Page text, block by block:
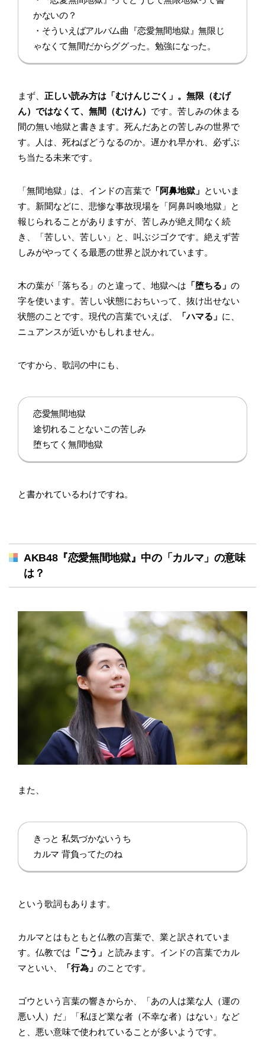
かないの？
・そういえばアルバム曲『恋愛無間地獄』無限じ
ゃなくて無間だからググった。勉強になった。
まず、 正しい読み方は「むけんじごく」。無限（むげ
ん）ではなくて、無間（むけん） です。苦しみの休まる
間の無い地獄と書きます。死んだあとの苦しみの世界で
す。人は、死ねばどうなるのか。遅かれ早かれ、必ずぶ
ち当たる未来です。
「無間地獄」は、インドの言葉で 「阿鼻地獄」 といいま
す。新聞などに、悲惨な事故現場を「阿鼻叫喚地獄」と
報じられることがありますが、苦しみが絶え間なく続
き、「苦しい、苦しい」と、叫ぶジゴクです。絶えず苦
しみがやってくる最悪の世界と説かれています。
木の葉が「落ちる」のと違って、地獄へは 「堕ちる」 の
字を使います。苦しい状態におちいって、抜け出せない
状態のことです。現代の言葉でいえば、
「ハマる」 に、
ニュアンスが近いかもしれません。
ですから、歌詞の中にも、
恋愛無間地獄
途切れることないこの苦しみ
堕ちてく無間地獄
と書かれているわけですね。
AKB48『恋愛無間地獄』中の「カルマ」の意味
は？
また、
きっと 私気づかないうち
カルマ 背負ってたのね
という歌詞もあります。
カルマとはもともと仏教の言葉で、業と訳されていま
す。仏教では 「ごう」 と読みます。インドの言葉でカル
マといい、
「行為」 のことです。
ゴウという言葉の響きからか、「あの人は業な人（運の
悪い人）だ」「私ほど業な者（不幸な者）はない」など
と、悪い意味で使われていることが多いようです。